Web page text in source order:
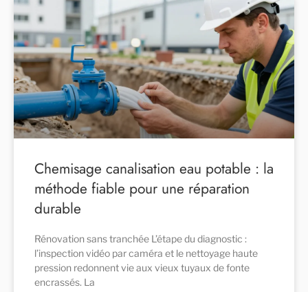
Chemisage canalisation eau potable : la
méthode fiable pour une réparation
durable
Rénovation sans tranchée L’étape du diagnostic :
l’inspection vidéo par caméra et le nettoyage haute
pression redonnent vie aux vieux tuyaux de fonte
encrassés. La